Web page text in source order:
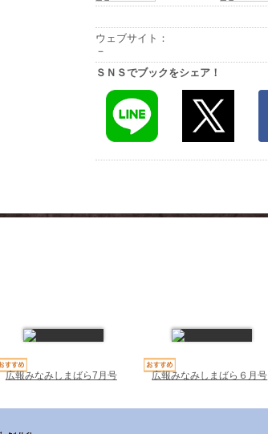
ウェブサイト：
－
ＳＮＳでブックをシェア！
広報みなみしまばら7月号 広報みなみしまばら６月号